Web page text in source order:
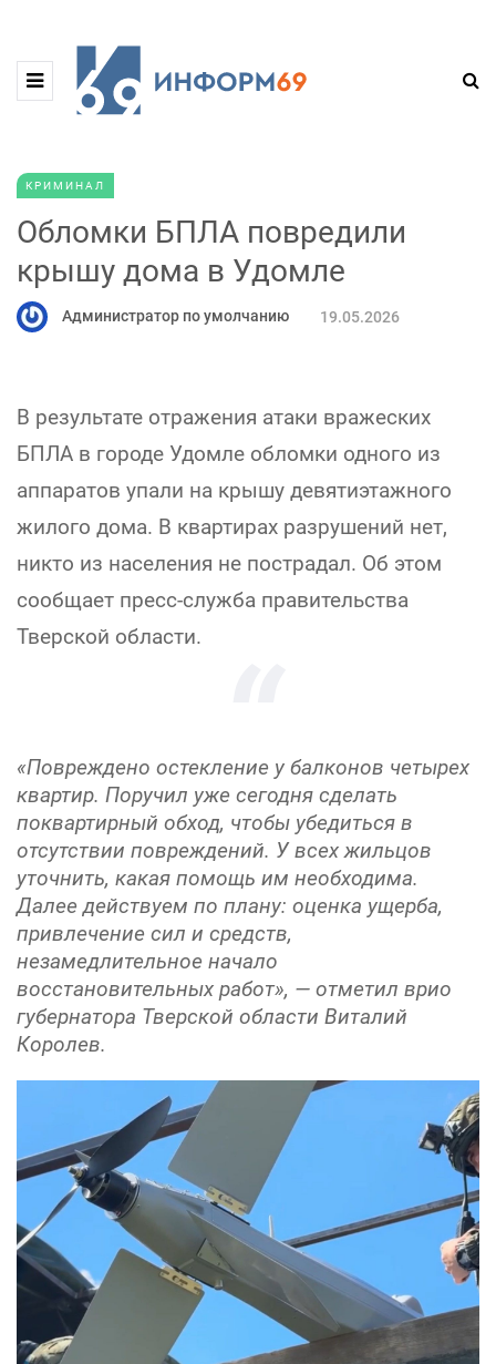
КРИМИНАЛ
Обломки БПЛА повредили
крышу дома в Удомле
Администратор по умолчанию 19.05.2026
В результате отражения атаки вражеских
БПЛА в городе Удомле обломки одного из
аппаратов упали на крышу девятиэтажного
жилого дома. В квартирах разрушений нет,
никто из населения не пострадал. Об этом
сообщает пресс-служба правительства
Тверской области.
«Повреждено остекление у балконов четырех
квартир. Поручил уже сегодня сделать
поквартирный обход, чтобы убедиться в
отсутствии повреждений. У всех жильцов
уточнить, какая помощь им необходима.
Далее действуем по плану: оценка ущерба,
привлечение сил и средств,
незамедлительное начало
восстановительных работ», — отметил врио
губернатора Тверской области Виталий
Королев.